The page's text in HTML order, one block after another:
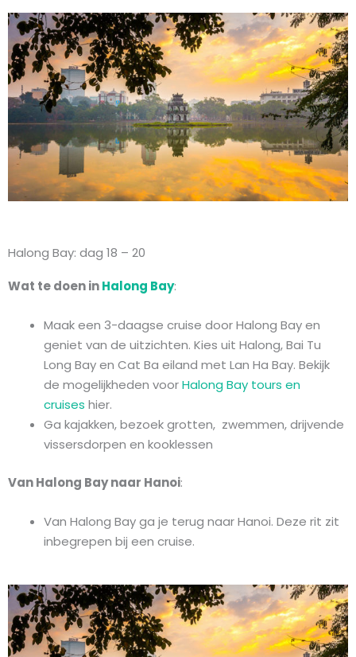
Halong Bay: dag 18 – 20
Wat te doen inHalong Bay:
Maak een 3-daagse cruise door Halong Bay en
geniet van de uitzichten. Kies uit Halong, Bai Tu
Long Bay en Cat Ba eiland met Lan Ha Bay. Bekijk
de mogelijkheden voorHalong Bay tours en
cruises hier.
Ga kajakken, bezoek grotten, zwemmen, drijvende
vissersdorpen en kooklessen
Van Halong Bay naar Hanoi:
Van Halong Bay ga je terug naar Hanoi. Deze rit zit
inbegrepen bij een cruise.